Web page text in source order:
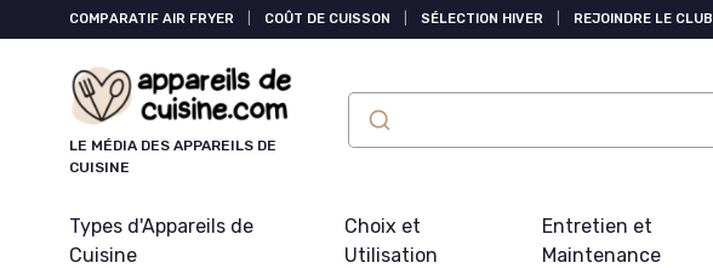
COMPARATIF AIR FRYER COÛT DE CUISSON SÉLECTION HIVER REJOINDRE LE CLUB
LE MÉDIA DES APPAREILS DE
CUISINE
Types d'Appareils de
Cuisine
Choix et
Utilisation
Entretien et
Maintenance
Panneau de gestion des cookies